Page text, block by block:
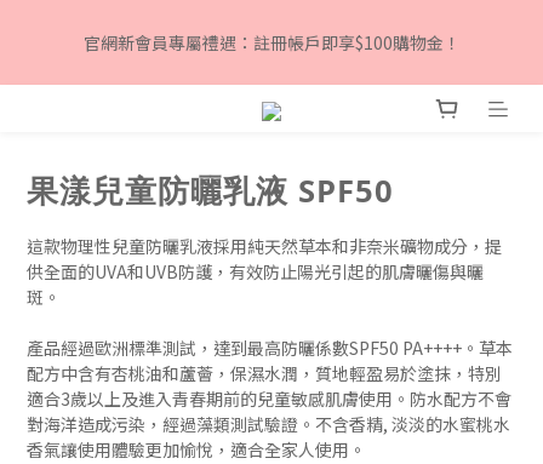
為止！
官網新會員專屬禮遇：註冊帳戶即享$100購物金！
8月下單滿$3000就送TOOFRUIT有機青蘋體香膏, 數量有限 送完
果漾兒童防曬乳液 SPF50
這款物理性兒童防曬乳液採用純天然草本和非奈米礦物成分，提
供全面的UVA和UVB防護，有效防止陽光引起的肌膚曬傷與曬
斑。
產品經過歐洲標準測試，達到最高防曬係數SPF50 PA++++。草本
配方中含有杏桃油和蘆薈，保濕水潤，質地輕盈易於塗抹，特別
適合3歲以上及進入青春期前的兒童敏感肌膚使用。防水配方不會
對海洋造成污染，經過藻類測試驗證。不含香精, 淡淡的水蜜桃水
香氣讓使用體驗更加愉悅，適合全家人使用。